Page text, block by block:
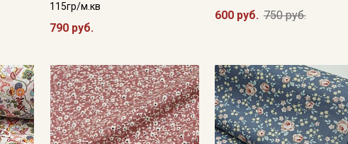
115гр/м.кв
790 руб.
600 руб. 750 руб.